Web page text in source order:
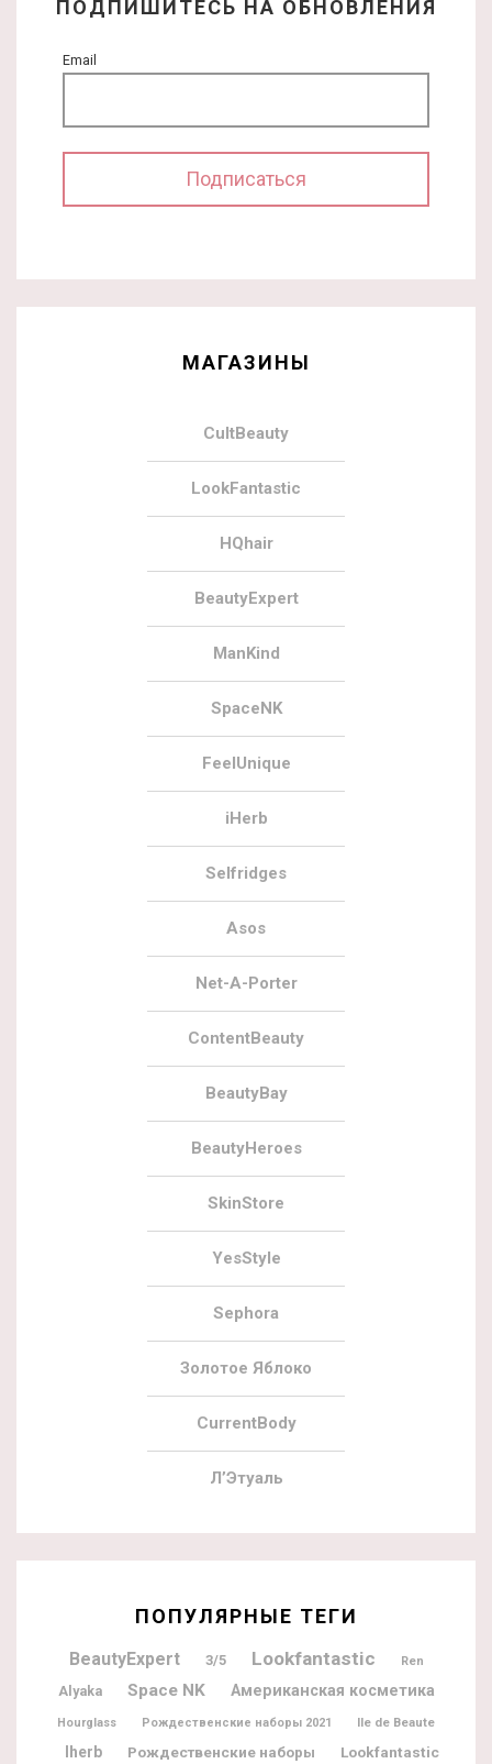
ПОДПИШИТЕСЬ НА ОБНОВЛЕНИЯ
Email
МАГАЗИНЫ
CultBeauty
LookFantastic
HQhair
BeautyExpert
ManKind
SpaceNK
FeelUnique
iHerb
Selfridges
Asos
Net-A-Porter
ContentBeauty
BeautyBay
BeautyHeroes
SkinStore
YesStyle
Sephora
Золотое Яблоко
CurrentBody
Л’Этуаль
ПОПУЛЯРНЫЕ ТЕГИ
BeautyExpert 3/5 Lookfantastic Ren
Alyaka Space NK Американская косметика
Hourglass Рождественские наборы 2021 Ile de Beaute
Iherb Рождественские наборы
Lookfantastic